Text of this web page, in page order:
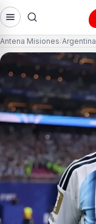
Antena Misiones Argentina